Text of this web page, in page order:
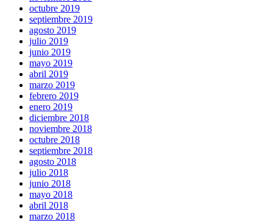
octubre 2019
septiembre 2019
agosto 2019
julio 2019
junio 2019
mayo 2019
abril 2019
marzo 2019
febrero 2019
enero 2019
diciembre 2018
noviembre 2018
octubre 2018
septiembre 2018
agosto 2018
julio 2018
junio 2018
mayo 2018
abril 2018
marzo 2018